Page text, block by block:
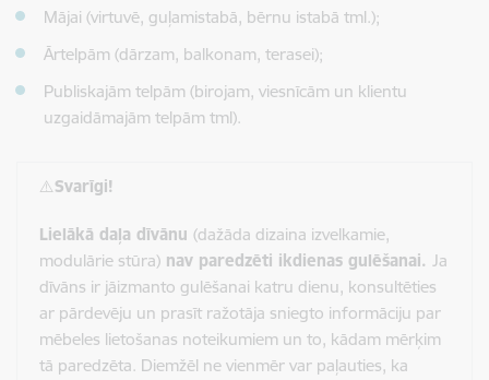
Mājai (virtuvē, guļamistabā, bērnu istabā tml.);
Ārtelpām (dārzam, balkonam, terasei);
Publiskajām telpām (birojam, viesnīcām un klientu
uzgaidāmajām telpām tml).
⚠️Svarīgi!
Lielākā daļa dīvānu (dažāda dizaina izvelkamie,
modulārie stūra) nav paredzēti ikdienas gulēšanai. Ja
dīvāns ir jāizmanto gulēšanai katru dienu, konsultēties
ar pārdevēju un prasīt ražotāja sniegto informāciju par
mēbeles lietošanas noteikumiem un to, kādam mērķim
tā paredzēta. Diemžēl ne vienmēr var paļauties, ka